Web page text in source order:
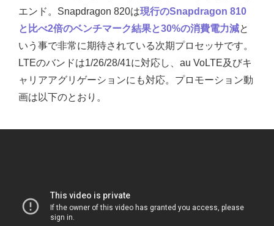
エンド。Snapdragon 820は現行のSnapdragon 810
と比べ2倍のベンチマーク結果と30%の消費電力減と
いう事で非常に期待されている次期プロセッサです。
LTEのバンドは1/26/28/41に対応し、au VoLTE及びキ
ャリアアグリゲーションにも対応。プロモーション動
画は以下のとおり。